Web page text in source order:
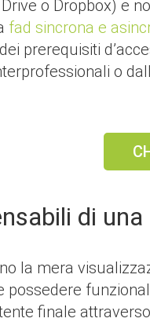
o Dropbox) e
fad sincrona e
prerequisiti
o
di
la mera
possedere
finale